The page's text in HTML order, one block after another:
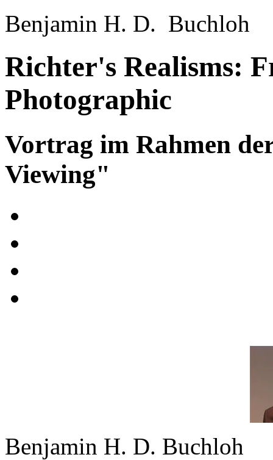
Benjamin H. D. Buchloh
Richter's Realisms:
Photographic
Vortrag im Rahmen
Viewing"
Benjamin H. D. Buchloh